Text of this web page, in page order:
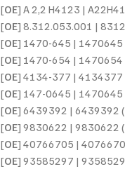
[OE] A 2,2 H4123 |
[OE] 8.312.053.001 |
[OE] 1470-645 | 1470645
[OE] 1470-654 | 1470654
[OE] 4134-377 | 4134377
[OE] 147-0645 | 1470645
[OE] 6439392 | 6439392 (
[OE] 9830622 | 9830622 (
[OE] 40766705 |
[OE] 93585297 |